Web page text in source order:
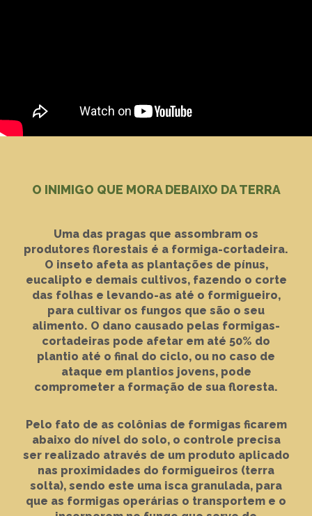
O INIMIGO QUE MORA DEBAIXO DA TERRA
Uma das pragas que assombram os
produtores florestais é a formiga-cortadeira.
O inseto afeta as plantações de pínus,
eucalipto e demais cultivos, fazendo o corte
das folhas e levando-as até o formigueiro,
para cultivar os fungos que são o seu
alimento. O dano causado pelas formigas-
cortadeiras pode afetar em até 50% do
plantio até o final do ciclo, ou no caso de
ataque em plantios jovens, pode
comprometer a formação de sua floresta.
Pelo fato de as colônias de formigas ficarem
abaixo do nível do solo, o controle precisa
ser realizado através de um produto aplicado
nas proximidades do formigueiros (terra
solta), sendo este uma isca granulada, para
que as formigas operárias o transportem e o